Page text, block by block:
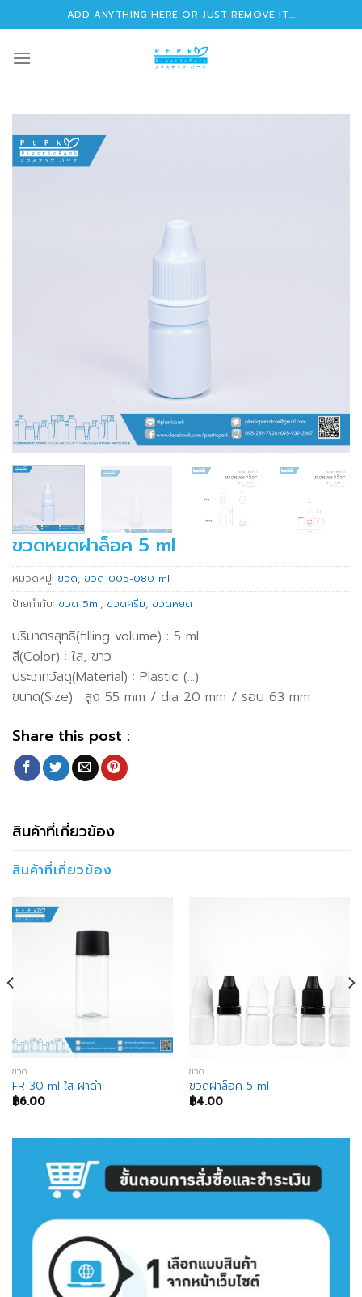
to
content
ADD ANYTHING HERE OR JUST REMOVE IT...
ขวดหยดฝาล็อค 5 ml
หมวดหมู่: ขวด, ขวด 005-080 ml
ป้ายกำกับ: ขวด 5ml, ขวดครีม, ขวดหยด
ปริมาตรสุทธิ(filling volume) : 5 ml
สี(Color) : ใส, ขาว
ประเภทวัสดุ(Material) : Plastic (…)
ขนาด(Size) : สูง 55 mm / dia 20 mm / รอบ 63 mm
Share this post :
สินค้าที่เกี่ยวข้อง
สินค้าที่เกี่ยวข้อง
ขวด
FR 30 ml ใส ฝาดำ
฿6.00
ขวด
ขวดฝาล็อค 5 ml
฿4.00